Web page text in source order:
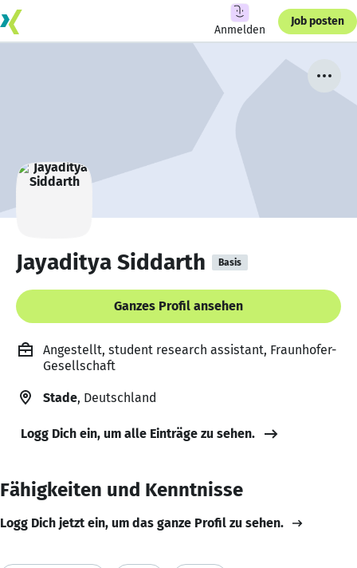
Anmelden
Job posten
Jayaditya Siddarth Basis
Ganzes Profil ansehen
Angestellt, student research assistant, Fraunhofer-
Gesellschaft
Stade, Deutschland
Logg Dich ein, um alle Einträge zu sehen.
Fähigkeiten und Kenntnisse
Logg Dich jetzt ein, um das ganze Profil zu sehen.